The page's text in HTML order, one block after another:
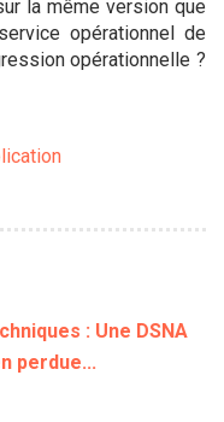
la même version que
opérationnel de
opérationnelle ?
: Une DSNA
perdue...